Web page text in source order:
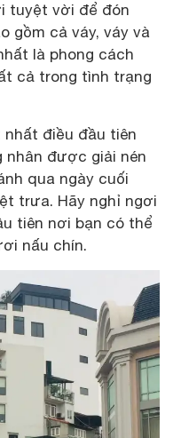
tuyệt vời để đón
gồm cả váy, váy và
là phong cách
cả trong tình trạng
điều đầu tiên
nhân được giải nén
qua ngày cuối
trưa. Hãy nghỉ ngơi
tiên nơi bạn có thể
nấu chín.